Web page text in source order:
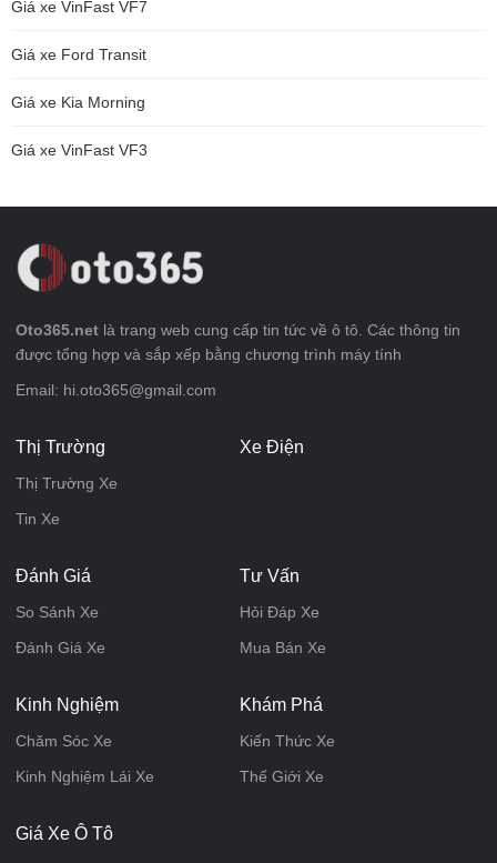
Giá xe VinFast VF7
Giá xe Ford Transit
Giá xe Kia Morning
Giá xe VinFast VF3
Oto365.net là trang web cung cấp tin tức về ô tô. Các thông tin
được tổng hợp và sắp xếp bằng chương trình máy tính
Email: hi.oto365@gmail.com
Thị Trường
Thị Trường Xe
Tin Xe
Xe Điện
Đánh Giá
So Sánh Xe
Đánh Giá Xe
Tư Vấn
Hỏi Đáp Xe
Mua Bán Xe
Kinh Nghiệm
Chăm Sóc Xe
Kinh Nghiệm Lái Xe
Khám Phá
Kiến Thức Xe
Thế Giới Xe
Giá Xe Ô Tô